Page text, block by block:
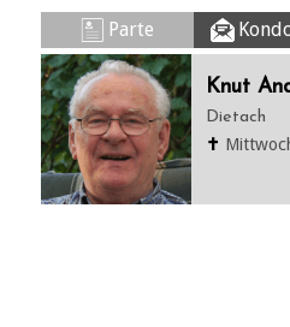
Parte
Knut
Dietach
✝